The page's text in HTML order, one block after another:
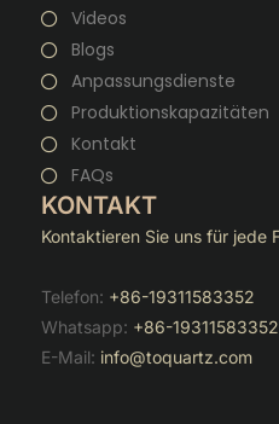
Videos
Blogs
Anpassungsdienste
Produktionskapazitäten
Kontakt
FAQs
KONTAKT
Kontaktieren Sie uns für jede
Telefon: +86-19311583352
Whatsapp: +86-19311583352
E-Mail: info@toquartz.com